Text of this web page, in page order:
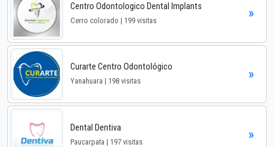
Centro Odontologico Dental Implants
Cerro colorado | 199 visitas »
Curarte Centro Odontológico
Yanahuara | 198 visitas »
Dental Dentiva
Paucarpata | 197 visitas »